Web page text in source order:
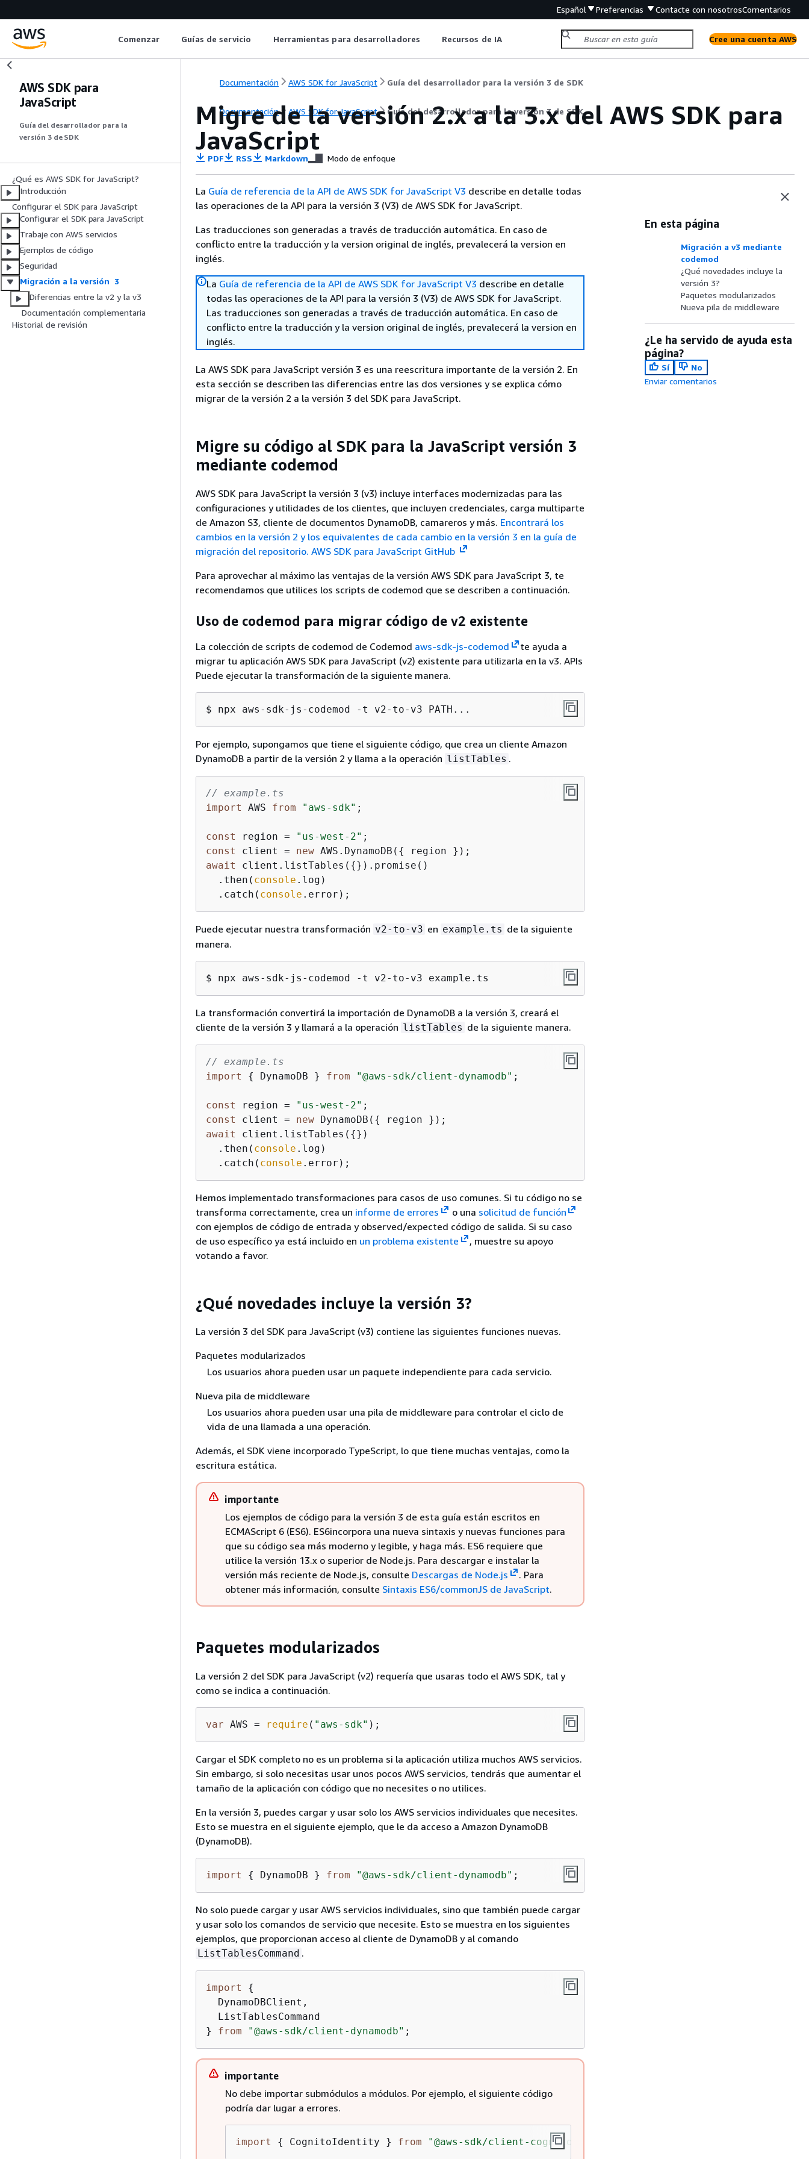
Español Preferencias Contacte con nosotrosComentarios
Comenzar Guías de servicio Herramientas para desarrolladores Recursos de IA Cree una cuenta AWS
AWS SDK para
JavaScript
Guía del desarrollador para la
versión 3 de SDK
¿Qué es AWS SDK for JavaScript?
Introducción
Configurar el SDK para JavaScript
Configurar el SDK para JavaScript
Trabaje con AWS servicios
Ejemplos de código
Seguridad
Migración a la versión 3
Diferencias entre la v2 y la v3
Documentación complementaria
Historial de revisión
Documentación AWS SDK for JavaScript Guía del desarrollador para la versión 3 de SDK
Documentación AWS SDK for JavaScript Guía del desarrollador para la versión 3 de SDK
Migre de la versión 2.x a la 3.x del AWS SDK para
JavaScript
PDF RSS Markdown Modo de enfoque
La Guía de referencia de la API de AWS SDK for JavaScript V3 describe en detalle todas
las operaciones de la API para la versión 3 (V3) de AWS SDK for JavaScript.
Las traducciones son generadas a través de traducción automática. En caso de
conflicto entre la traducción y la version original de inglés, prevalecerá la version en
inglés.
La Guía de referencia de la API de AWS SDK for JavaScript V3 describe en detalle
todas las operaciones de la API para la versión 3 (V3) de AWS SDK for JavaScript.
Las traducciones son generadas a través de traducción automática. En caso de
conflicto entre la traducción y la version original de inglés, prevalecerá la version en
inglés.
La AWS SDK para JavaScript versión 3 es una reescritura importante de la versión 2. En
esta sección se describen las diferencias entre las dos versiones y se explica cómo
migrar de la versión 2 a la versión 3 del SDK para JavaScript.
Migre su código al SDK para la JavaScript versión 3
mediante codemod
AWS SDK para JavaScript la versión 3 (v3) incluye interfaces modernizadas para las
configuraciones y utilidades de los clientes, que incluyen credenciales, carga multiparte
de Amazon S3, cliente de documentos DynamoDB, camareros y más. Encontrará los
cambios en la versión 2 y los equivalentes de cada cambio en la versión 3 en la guía de
migración del repositorio. AWS SDK para JavaScript GitHub
Para aprovechar al máximo las ventajas de la versión AWS SDK para JavaScript 3, te
recomendamos que utilices los scripts de codemod que se describen a continuación.
Uso de codemod para migrar código de v2 existente
La colección de scripts de codemod de Codemod aws-sdk-js-codemod
te ayuda a
migrar tu aplicación AWS SDK para JavaScript (v2) existente para utilizarla en la v3. APIs
Puede ejecutar la transformación de la siguiente manera.
$ npx aws-sdk-js-codemod -t v2-to-v3 PATH...
Por ejemplo, supongamos que tiene el siguiente código, que crea un cliente Amazon
DynamoDB a partir de la versión 2 y llama a la operación listTables .
// example.ts
import
AWS from "aws-sdk" ;
const region = "us-west-2"
const
client = new AWS.DynamoDB( {
await
client.listTables( {}).promise()
  .then(
console .log)
  .catch(
console .error);
Puede ejecutar nuestra transformación v2-to-v3 en example.ts de la siguiente
manera.
$ npx aws-sdk-js-codemod -t v2-to-v3 example.ts
La transformación convertirá la importación de DynamoDB a la versión 3, creará el
cliente de la versión 3 y llamará a la operación listTables de la siguiente manera.
// example.ts
import
{ DynamoDB } from "@aws-sdk/client-dynamodb" ;
const region = "us-west-2"
const
client = new DynamoDB( {
await
client.listTables( {})
  .then(
console .log)
  .catch(
console .error);
Hemos implementado transformaciones para casos de uso comunes. Si tu código no se
transforma correctamente, crea un informe de errores o una solicitud de función
con ejemplos de código de entrada y observed/expected código de salida. Si su caso
de uso específico ya está incluido en un problema existente
, muestre su apoyo
votando a favor.
¿Qué novedades incluye la versión 3?
La versión 3 del SDK para JavaScript (v3) contiene las siguientes funciones nuevas.
Paquetes modularizados
Los usuarios ahora pueden usar un paquete independiente para cada servicio.
Nueva pila de middleware
Los usuarios ahora pueden usar una pila de middleware para controlar el ciclo de
vida de una llamada a una operación.
Además, el SDK viene incorporado TypeScript, lo que tiene muchas ventajas, como la
escritura estática.
importante
Los ejemplos de código para la versión 3 de esta guía están escritos en
ECMAScript 6 (ES6). ES6incorpora una nueva sintaxis y nuevas funciones para
que su código sea más moderno y legible, y haga más. ES6 requiere que
utilice la versión 13.x o superior de Node.js. Para descargar e instalar la
versión más reciente de Node.js, consulte Descargas de Node.js
. Para
obtener más información, consulte Sintaxis ES6/commonJS de JavaScript.
Paquetes modularizados
La versión 2 del SDK para JavaScript (v2) requería que usaras todo el AWS SDK, tal y
como se indica a continuación.
var AWS = require ( "aws-sdk" );
Cargar el SDK completo no es un problema si la aplicación utiliza muchos AWS servicios.
Sin embargo, si solo necesitas usar unos pocos AWS servicios, tendrás que aumentar el
tamaño de la aplicación con código que no necesites o no utilices.
En la versión 3, puedes cargar y usar solo los AWS servicios individuales que necesites.
Esto se muestra en el siguiente ejemplo, que le da acceso a Amazon DynamoDB
(DynamoDB).
import { DynamoDB } from "@aws-sdk/client-dynamodb" ;
No solo puede cargar y usar AWS servicios individuales, sino que también puede cargar
y usar solo los comandos de servicio que necesite. Esto se muestra en los siguientes
ejemplos, que proporcionan acceso al cliente de DynamoDB y al comando
ListTablesCommand .
import
{
  DynamoDBClient,
  ListTablesCommand
} from "@aws-sdk/client-dynamodb" ;
importante
No debe importar submódulos a módulos. Por ejemplo, el siguiente código
podría dar lugar a errores.
import { CognitoIdentity } from "@aws-sdk/client-cognito-identity/CognitoIdentity"
En esta página
Migración a v3 mediante
codemod
¿Qué novedades incluye la
versión 3?
Paquetes modularizados
Nueva pila de middleware
¿Le ha servido de ayuda esta
página?
Sí
No
Enviar comentarios